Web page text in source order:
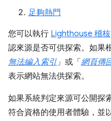
足夠熱門
您可以執行 Lighthouse 稽核
認來源是否可供探索。如果
無法編入索引」或「 網頁傳
表示網站無法供探索。
如果系統判定來源可公開探
符合資格的使用者體驗，並